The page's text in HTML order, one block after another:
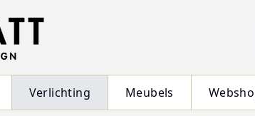
Verlichting Meubels